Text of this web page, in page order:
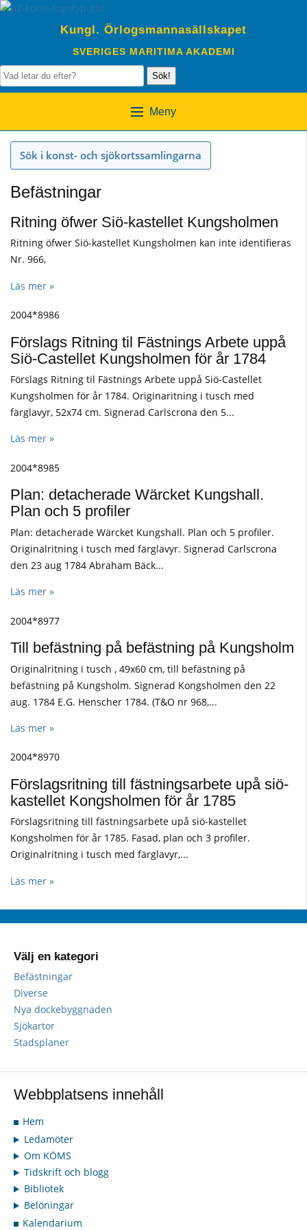
Kungl. Örlogsmannasällskapet
SVERIGES MARITIMA AKADEMI
Sök!
Meny
Sök i konst- och sjökortssamlingarna
Befästningar
Ritning öfwer Siö-kastellet Kungsholmen
Ritning öfwer Siö-kastellet Kungsholmen kan inte identifieras
Nr. 966,
Läs mer »
2004*8986
Förslags Ritning til Fästnings Arbete uppå
Siö-Castellet Kungsholmen för år 1784
Förslags Ritning til Fästnings Arbete uppå Siö-Castellet
Kungsholmen för år 1784. Originaritning i tusch med
färglavyr, 52x74 cm. Signerad Carlscrona den 5...
Läs mer »
2004*8985
Plan: detacherade Wärcket Kungshall.
Plan och 5 profiler
Plan: detacherade Wärcket Kungshall. Plan och 5 profiler.
Originalritning i tusch med färglavyr. Signerad Carlscrona
den 23 aug 1784 Abraham Bäck...
Läs mer »
2004*8977
Till befästning på befästning på Kungsholm
Originalritning i tusch , 49x60 cm, till befästning på
befästning på Kungsholm. Signerad Kongsholmen den 22
aug. 1784 E.G. Henscher 1784. (T&O nr 968,...
Läs mer »
2004*8970
Förslagsritning till fästningsarbete upå siö-
kastellet Kongsholmen för år 1785
Förslagsritning till fästningsarbete upå siö-kastellet
Kongsholmen för år 1785. Fasad, plan och 3 profiler.
Originalritning i tusch med färglavyr,...
Läs mer »
Välj en kategori
Befästningar
Diverse
Nya dockebyggnaden
Sjökartor
Stadsplaner
Webbplatsens innehåll
Hem
Ledamöter
Om KÖMS
Tidskrift och blogg
Bibliotek
Belöningar
Kalendarium